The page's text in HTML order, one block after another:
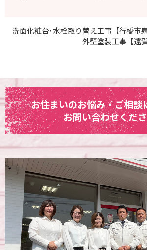
洗面化粧台･水栓取り替え工事【行橋市
外壁塗装工事【遠
お住まいのお悩み・ご相談
お問い合わせくだ